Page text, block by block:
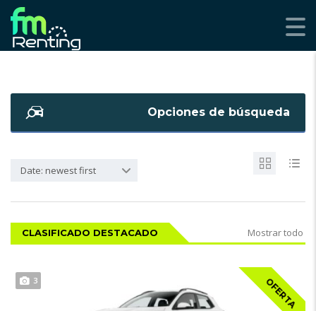
Opciones de búsqueda
Date: newest first
CLASIFICADO DESTACADO Mostrar todo
OFERTA
3